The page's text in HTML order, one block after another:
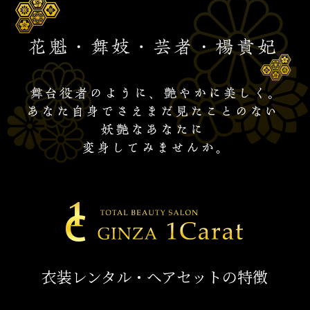
衣装レンタル・ヘアセットの特徴